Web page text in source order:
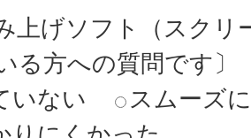
上げソフト（スク
る方への質問です〕
いない
スムーズ